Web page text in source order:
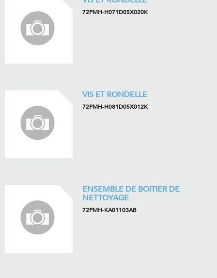
72PMH-H071D05X020K
VIS ET RONDELLE
72PMH-H081D05X012K
ENSEMBLE DE BOITIER DE
NETTOYAGE
72PMH-KA01103AB